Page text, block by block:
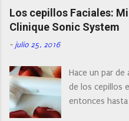
a
r
n
o
m
e
n
t
a
Los cepillos Faciales:
Clinique Sonic System
- julio 25, 2016
Hace un par de
de los cepillos
entonces hasta